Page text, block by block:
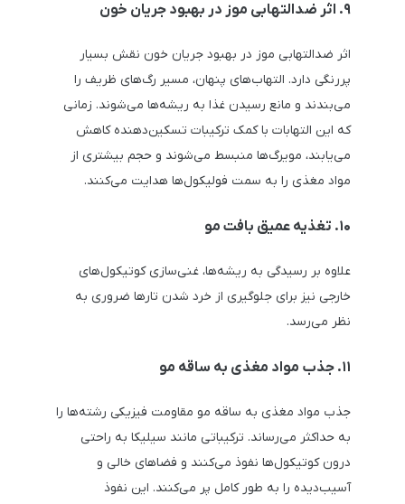
۹. اثر ضدالتهابی موز در بهبود جریان خون
اثر ضدالتهابی موز در بهبود جریان خون نقش بسیار
پررنگی دارد. التهاب‌های پنهان، مسیر رگ‌های ظریف را
می‌بندند و مانع رسیدن غذا به ریشه‌ها می‌شوند. زمانی
که این التهابات با کمک ترکیبات تسکین‌دهنده کاهش
می‌یابند، مویرگ‌ها منبسط می‌شوند و حجم بیشتری از
مواد مغذی را به سمت فولیکول‌ها هدایت می‌کنند.
۱۰. تغذیه عمیق بافت مو
علاوه بر رسیدگی به ریشه‌ها، غنی‌سازی کوتیکول‌های
خارجی نیز برای جلوگیری از خرد شدن تارها ضروری به
نظر می‌رسد.
۱۱. جذب مواد مغذی به ساقه مو
جذب مواد مغذی به ساقه مو مقاومت فیزیکی رشته‌ها را
به حداکثر می‌رساند. ترکیباتی مانند سیلیکا به راحتی
درون کوتیکول‌ها نفوذ می‌کنند و فضاهای خالی و
آسیب‌دیده را به طور کامل پر می‌کنند. این نفوذ